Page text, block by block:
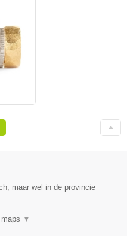
maar wel in de provincie
▼